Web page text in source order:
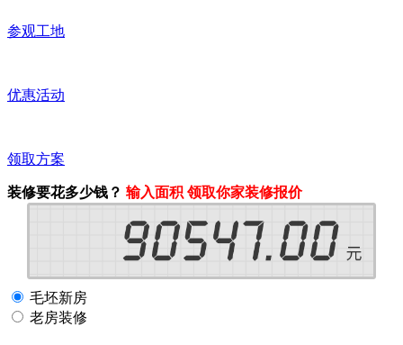
参观工地
优惠活动
领取方案
装修要花多少钱？ 输入面积 领取你家装修报价
毛坯新房
老房装修